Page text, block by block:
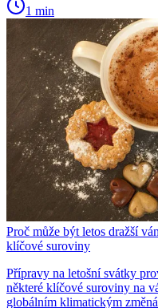
1 min
Proč může být letos dražší
klíčové suroviny
Přípravy na letošní svátky
některé klíčové suroviny na
globálním klimatickým